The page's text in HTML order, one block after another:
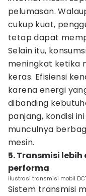
pelumasan.
cukup kuat,
tetap dapat
Selain itu,
meningkat ketika
keras. Efisiensi
karena energi
dibanding
panjang, kondisi
munculnya
mesin.
5. Transmisi
performa
ilustrasi transmisi mobil
Sistem transmisi